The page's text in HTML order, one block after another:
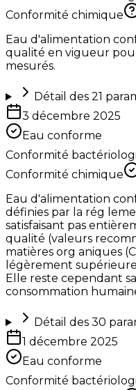
Conformité chimique
Eau d'alimentation
qualité en vigueur
mesurés.
Détail des 21
3 décembre 2025
Eau conforme
Conformité
Conformité chimique
Eau d'alimentation
définies par la rég
satisfaisant pas
qualité (valeurs
matières org aniques
légèrement
Elle reste cependant
consommation
Détail des 30
1 décembre 2025
Eau conforme
Conformité